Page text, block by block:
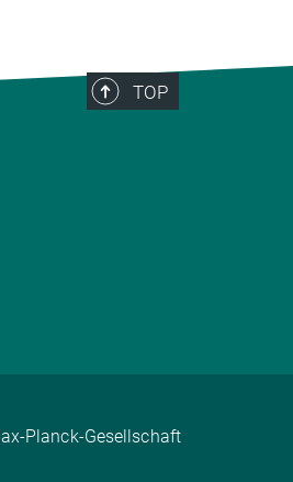
TOP
Planck-Gesellschaft